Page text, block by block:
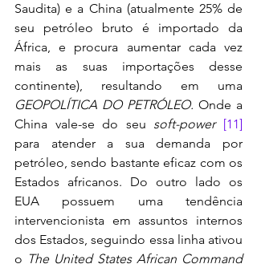
Saudita) e a China (atualmente 25% de
seu petróleo bruto é importado da
África, e procura aumentar cada vez
mais as suas importações desse
GEOPOLÍTICA DO PETRÓLEO. Onde a
China vale-se do seu soft-power [11]
para atender a sua demanda por
petróleo, sendo bastante eficaz com os
Estados africanos. Do outro lado os
EUA possuem uma tendência
intervencionista em assuntos internos
dos Estados, seguindo essa linha ativou
o The United States African Command